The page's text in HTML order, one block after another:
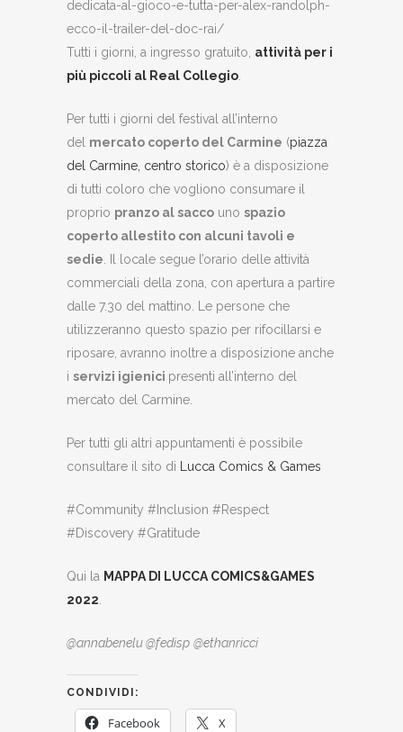
dedicata-al-gioco-e-tutta-per-alex-randolph-
ecco-il-trailer-del-doc-rai/
Tutti i giorni, a ingresso gratuito, attività per i
più piccoli al Real Collegio
Per tutti i giorni del festival all’interno
del mercato coperto del Carmine (piazza
del Carmine, centro storico) è a disposizione
di tutti coloro che vogliono consumare il
proprio pranzo al sacco uno spazio
coperto allestito con alcuni tavoli e
sedie . Il locale segue l’orario delle attività
commerciali della zona, con apertura a partire
dalle 7.30 del mattino. Le persone che
utilizzeranno questo spazio per rifocillarsi e
riposare, avranno inoltre a disposizione anche
i servizi igienici presenti all’interno del
mercato del Carmine.
Per tutti gli altri appuntamenti è possibile
consultare il sito di
Lucca Comics & Games
#Community #Inclusion #Respect
#Discovery #Gratitude
Qui la MAPPA DI LUCCA COMICS&GAMES
2022
@annabenelu @fedisp @ethanricci
CONDIVIDI:
Facebook X